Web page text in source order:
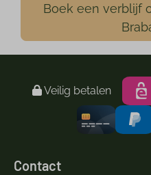
Boek een verblijf
Veilig betalen
Contact